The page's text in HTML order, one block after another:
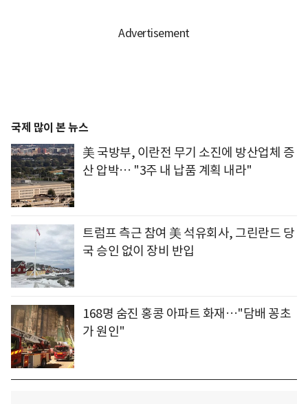
국제 많이 본 뉴스
美 국방부, 이란전 무기 소진에 방산업체 증
산 압박… "3주 내 납품 계획 내라"
트럼프 측근 참여 美 석유회사, 그린란드 당
국 승인 없이 장비 반입
168명 숨진 홍콩 아파트 화재…"담배 꽁초
가 원인"